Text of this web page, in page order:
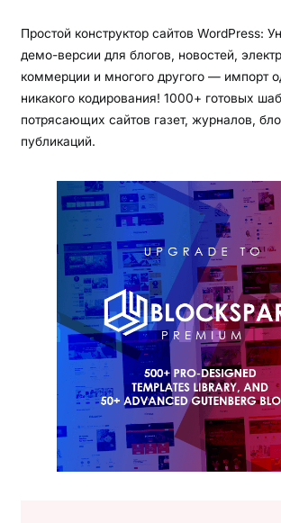
Простой конструктор сайтов WordPress:
демо-версии для блогов, новостей,
коммерции и многого другого — импорт
никакого кодирования! 1000+ готовых
потрясающих сайтов газет, журналов,
публикаций.